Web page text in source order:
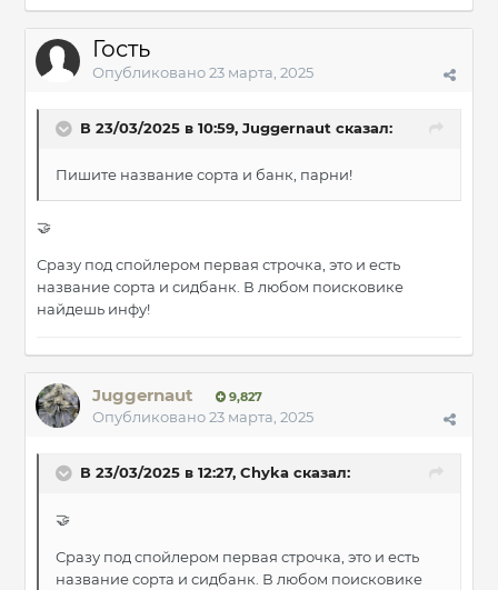
Гость
Опубликовано23 марта, 2025
В 23/03/2025 в 10:59, Juggernaut сказал:
Пишите название сорта и банк, парни!
🤝
Сразу под спойлером первая строчка, это и есть
название сорта и сидбанк. В любом поисковике
найдешь инфу!
Juggernaut 9,827
Опубликовано23 марта, 2025
В 23/03/2025 в 12:27, Chyka сказал:
🤝
Сразу под спойлером первая строчка, это и есть
название сорта и сидбанк. В любом поисковике